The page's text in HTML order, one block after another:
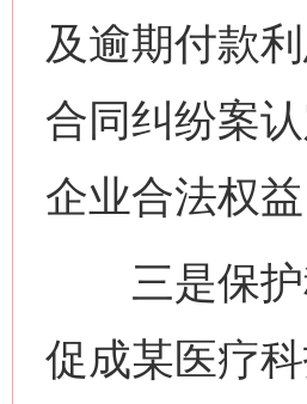
及逾期付款
合同纠纷案
企业合法权益
三是保护
促成某医疗